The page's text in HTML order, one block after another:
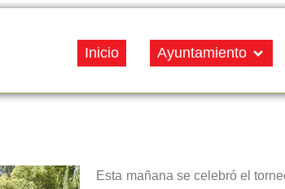
Inicio Ayuntamiento
Esta mañana se celebró el